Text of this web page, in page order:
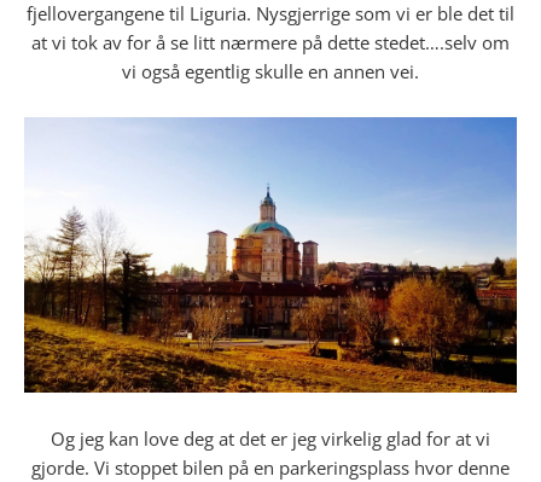
fjellovergangene til Liguria. Nysgjerrige som vi er ble det til
at vi tok av for å se litt nærmere på dette stedet….selv om
vi også egentlig skulle en annen vei.
Og jeg kan love deg at det er jeg virkelig glad for at vi
gjorde. Vi stoppet bilen på en parkeringsplass hvor denne